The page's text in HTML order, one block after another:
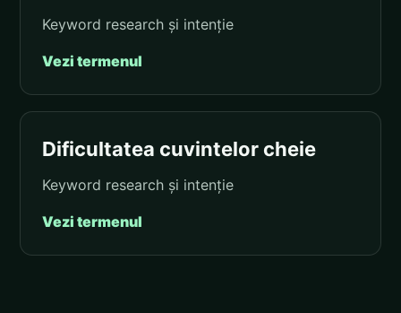
Keyword research și intenție
Vezi termenul
Dificultatea cuvintelor cheie
Keyword research și intenție
Vezi termenul